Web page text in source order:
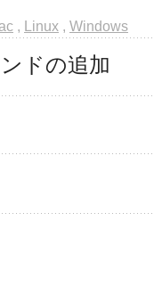
, Linux , Windows
ドの追加